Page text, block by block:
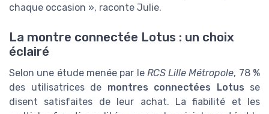
chaque occasion », raconte Julie.
La montre connectée Lotus : un choix
éclairé
Selon une étude menée par le RCS Lille Métropole, 78 %
des utilisatrices de montres connectées Lotus se
disent satisfaites de leur achat. La fiabilité et les